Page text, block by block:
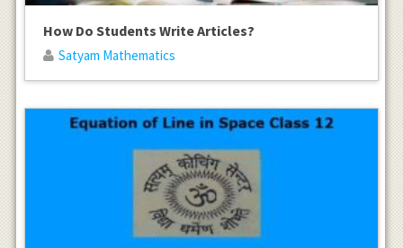
How Do Students Write Articles?
Satyam Mathematics